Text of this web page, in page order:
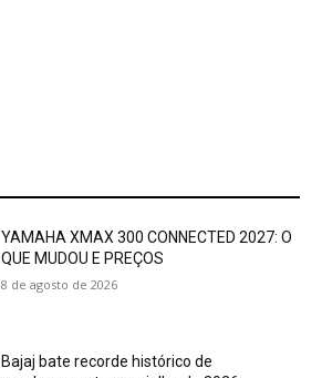
YAMAHA XMAX 300 CONNECTED 2027: O
QUE MUDOU E PREÇOS
8 de agosto de 2026
Bajaj bate recorde histórico de